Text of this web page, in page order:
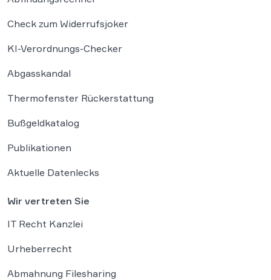
Check zum Widerrufsjoker
KI-Verordnungs-Checker
Abgasskandal
Thermofenster Rückerstattung
Bußgeldkatalog
Publikationen
Aktuelle Datenlecks
Wir vertreten Sie
IT Recht Kanzlei
Urheberrecht
Abmahnung Filesharing